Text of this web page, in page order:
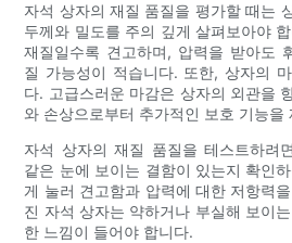
자석 상자의 재질 품질을 평가할 때는
두께와 밀도를 주의 깊게 살펴보아야
재질일수록 견고하며, 압력을 받아도
질 가능성이 적습니다. 또한, 상자의
다. 고급스러운 마감은 상자의 외관을
와 손상으로부터 추가적인 보호 기능을
자석 상자의 재질 품질을 테스트하려
같은 눈에 보이는 결함이 있는지 확인
게 눌러 견고함과 압력에 대한 저항력
진 자석 상자는 약하거나 부실해 보이
한 느낌이 들어야 합니다.